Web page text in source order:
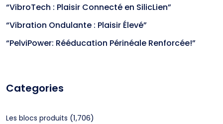
“VibroTech : Plaisir Connecté en SilicLien”
“Vibration Ondulante : Plaisir Élevé”
“PelviPower: Rééducation Périnéale Renforcée!”
Categories
Les blocs produits (1,706)